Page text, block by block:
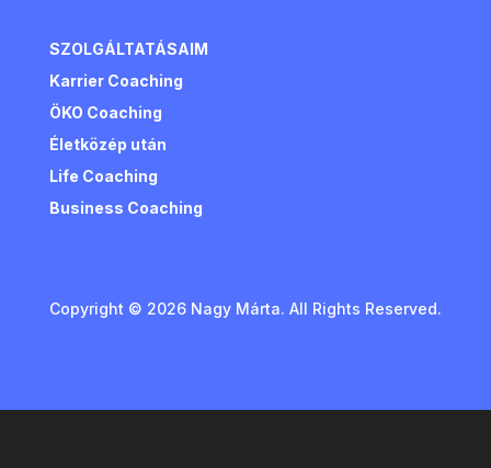
SZOLGÁLTATÁSAIM
Karrier Coaching
ÖKO Coaching
Életközép után
Life Coaching
Business Coaching
Copyright © 2026 Nagy Márta. All Rights Reserved.